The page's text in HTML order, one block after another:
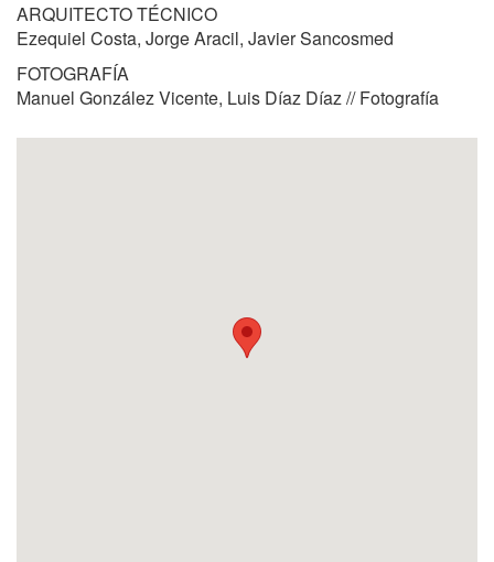
ARQUITECTO TÉCNICO
Ezequiel Costa, Jorge Aracil, Javier Sancosmed
FOTOGRAFÍA
Manuel González Vicente, Luis Díaz Díaz // Fotografía